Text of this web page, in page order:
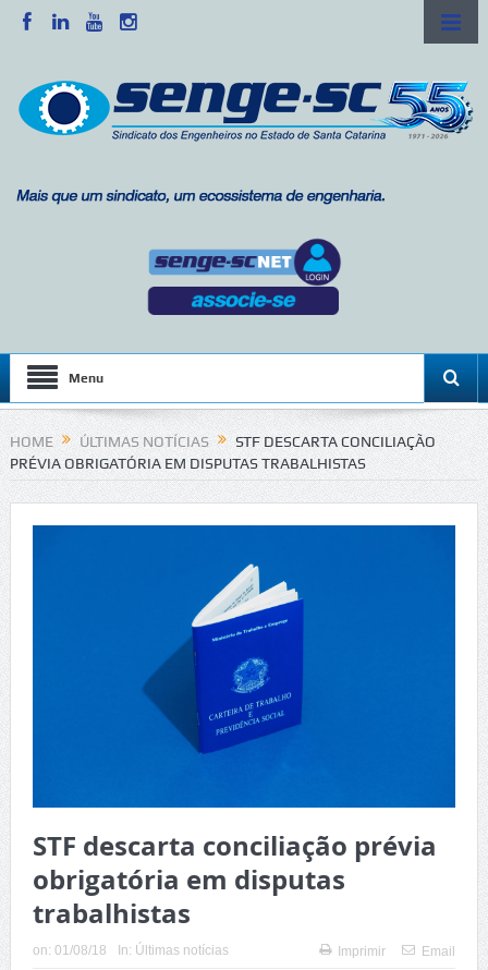
Menu
HOME ÚLTIMAS NOTÍCIAS
STF DESCARTA CONCILIAÇÃO
PRÉVIA OBRIGATÓRIA EM DISPUTAS TRABALHISTAS
STF descarta conciliação prévia
obrigatória em disputas
trabalhistas
on: 01/08/18 In: Últimas notícias Imprimir Email